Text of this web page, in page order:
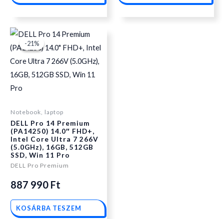
-21%
-21%
Notebook, laptop
DELL Pro 14 Premium
(PA14250) 14.0″ FHD+,
Intel Core Ultra 7 266V
(5.0GHz), 16GB, 512GB
SSD, Win 11 Pro
DELL Pro Premium
Original
price
887
990 Ft.
887 990 Ft
Current
price
887
990 Ft.
KOSÁRBA TESZEM